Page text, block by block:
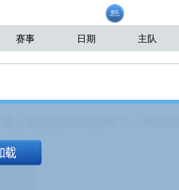
赛事 日期 主队